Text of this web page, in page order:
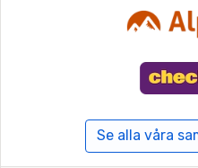
Se alla våra